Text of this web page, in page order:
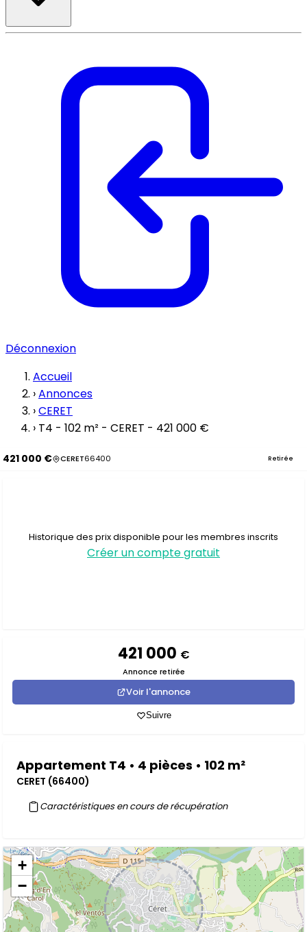
Déconnexion
Accueil
›Annonces
›CERET
› T4 - 102 m² - CERET - 421 000 €
421 000 € CERET66400 Retirée
Historique des prix disponible pour les membres inscrits
Créer un compte gratuit
421 000 €
Annonce retirée
Voir l'annonce
Suivre
Appartement T4 • 4 pièces • 102 m²
CERET (66400)
Caractéristiques en cours de récupération
+
−